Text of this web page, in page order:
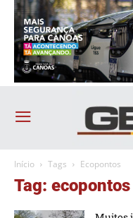
Início Tags Ecopontos
Tag: ecopontos